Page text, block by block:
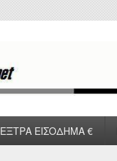
ΕΞΤΡΑ ΕΙΣΟΔΗΜΑ €